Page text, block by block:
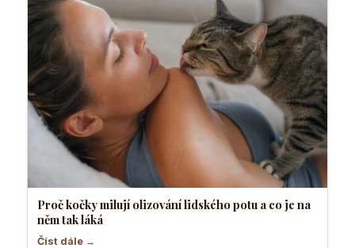
Proč kočky milují olizování lidského potu a co je na
něm tak láká
Číst dále →